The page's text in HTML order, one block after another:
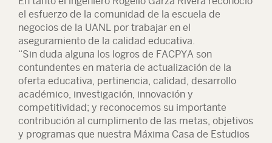
el esfuerzo de la comunidad de la escuela de
negocios de la UANL por trabajar en el
aseguramiento de la calidad educativa.
“Sin duda alguna los logros de FACPYA son
contundentes en materia de actualización de la
oferta educativa, pertinencia, calidad, desarrollo
académico, investigación, innovación y
competitividad; y reconocemos su importante
contribución al cumplimento de las metas, objetivos
y programas que nuestra Máxima Casa de Estudios